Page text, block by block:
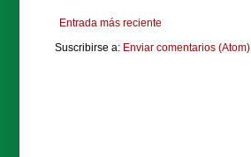
Entrada más reciente
Suscribirse a: Enviar comentarios (Atom)